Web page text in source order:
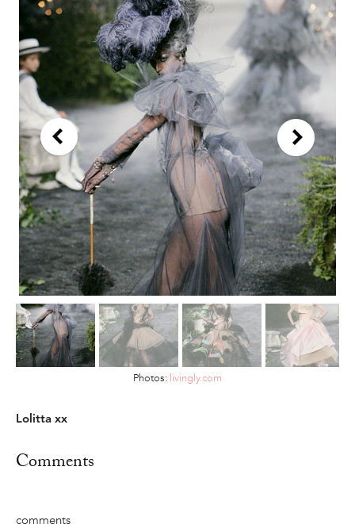
Photos: livingly.com
Lolitta xx
Comments
comments